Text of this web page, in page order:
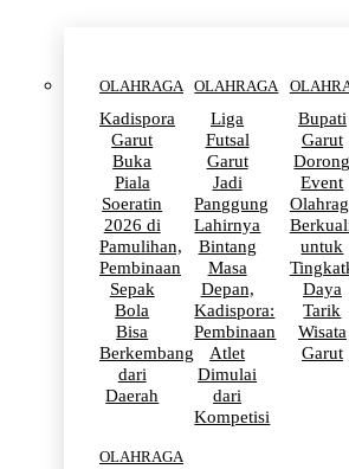
OLAHRAGA
Kadispora
Garut
Buka
Piala
Soeratin
2026 di
Pamulihan,
Pembinaan
Sepak
Bola
Bisa
Berkembang
dari
Daerah
OLAHRAGA
Liga
Futsal
Garut
Jadi
Panggung
Lahirnya
Bintang
Masa
Depan,
Kadispora:
Pembinaan
Atlet
Dimulai
dari
Kompetisi
Bupati
Garut
Dorong
Event
untuk
Daya
Tarik
Wisata
Garut
OLAHRAGA